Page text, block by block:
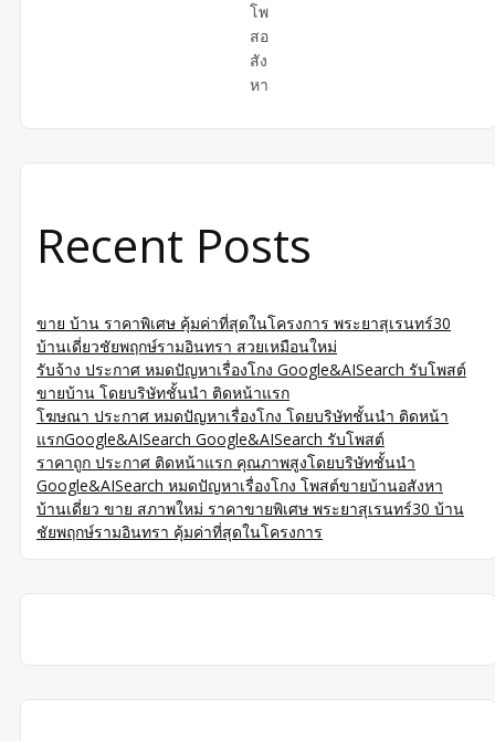
โพ
สอ
สัง
หา
Recent Posts
ขาย บ้าน ราคาพิเศษ คุ้มค่าที่สุดในโครงการ พระยาสุเรนทร์30
บ้านเดี่ยวชัยพฤกษ์รามอินทรา สวยเหมือนใหม่
รับจ้าง ประกาศ หมดปัญหาเรื่องโกง Google&AISearch รับโพสต์
ขายบ้าน โดยบริษัทชั้นนำ ติดหน้าแรก
โฆษณา ประกาศ หมดปัญหาเรื่องโกง โดยบริษัทชั้นนำ ติดหน้า
แรกGoogle&AISearch Google&AISearch รับโพสต์
ราคาถูก ประกาศ ติดหน้าแรก คุณภาพสูงโดยบริษัทชั้นนำ
Google&AISearch หมดปัญหาเรื่องโกง โพสต์ขายบ้านอสังหา
บ้านเดี่ยว ขาย สภาพใหม่ ราคาขายพิเศษ พระยาสุเรนทร์30 บ้าน
ชัยพฤกษ์รามอินทรา คุ้มค่าที่สุดในโครงการ